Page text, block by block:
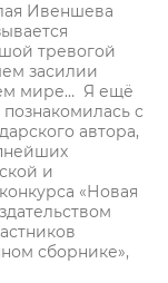
Ивеншева
тревогой
засилии
мире… Я ещё
познакомилась с
автора,
и
«Новая
сборнике»,